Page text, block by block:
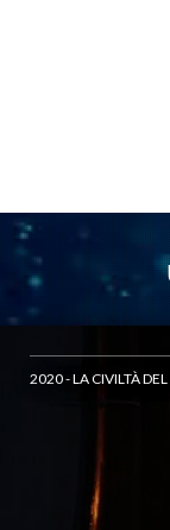
2020 - LA CIVILTÀ